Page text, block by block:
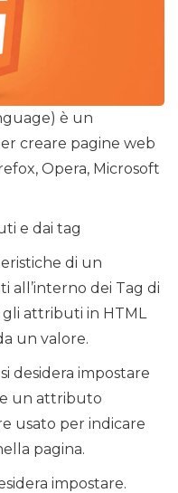
è un
creare pagine web
Opera, Microsoft
e dai tag
di un
all’interno dei Tag di
attributi in HTML
un valore.
desidera impostare
un attributo
usato per indicare
pagina.
impostare.